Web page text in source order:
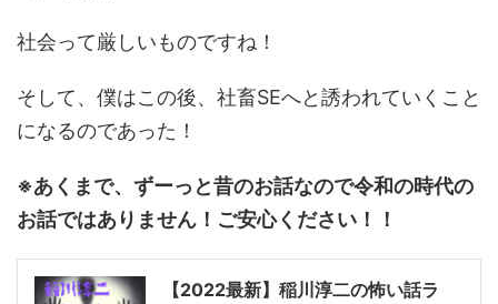
社会って厳しいものですね！
そして、僕はこの後、社畜SEへと誘われていくこと
になるのであった！
※あくまで、ずーっと昔のお話なので令和の時代の
お話ではありません！ご安心ください！！
【2022最新】稲川淳二の怖い話ラ